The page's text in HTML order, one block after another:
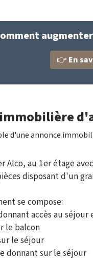
👉 En
d'une annonce
Alco, au 1er étage
disposant d'un
se compose:
accès au séjour
le balcon
le séjour
donnant sur le séjour